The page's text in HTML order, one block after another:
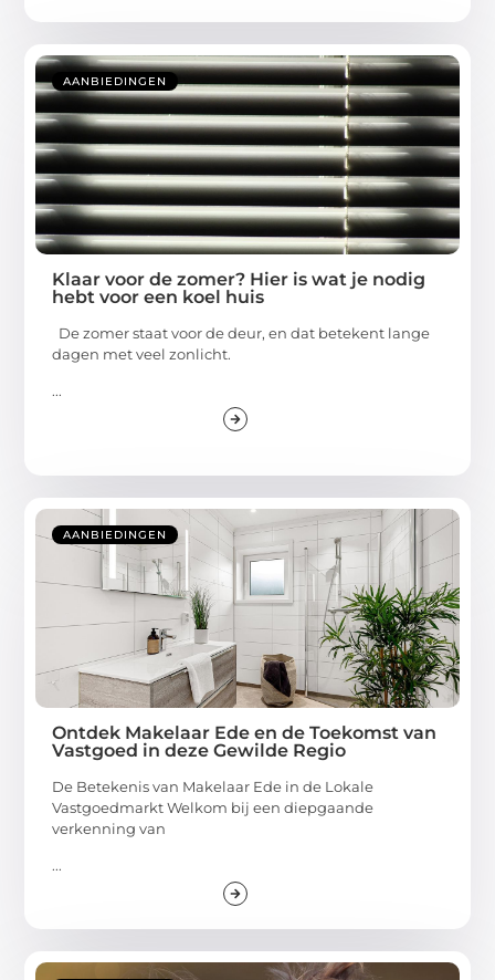
AANBIEDINGEN
Klaar voor de zomer? Hier is wat je nodig
hebt voor een koel huis
De zomer staat voor de deur, en dat betekent lange
dagen met veel zonlicht.
...
AANBIEDINGEN
Ontdek Makelaar Ede en de Toekomst van
Vastgoed in deze Gewilde Regio
De Betekenis van Makelaar Ede in de Lokale
Vastgoedmarkt Welkom bij een diepgaande
verkenning van
...